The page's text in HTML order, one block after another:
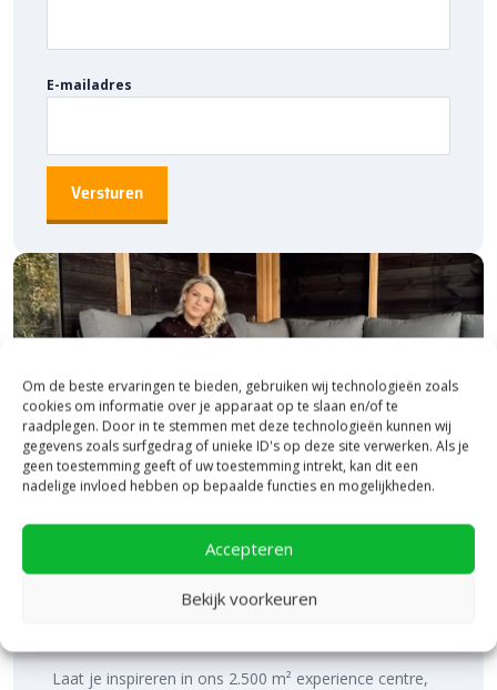
Om de beste ervaringen te bieden, gebruiken wij technologieën zoals
cookies om informatie over je apparaat op te slaan en/of te
raadplegen. Door in te stemmen met deze technologieën kunnen wij
gegevens zoals surfgedrag of unieke ID's op deze site verwerken. Als je
geen toestemming geeft of uw toestemming intrekt, kan dit een
nadelige invloed hebben op bepaalde functies en mogelijkheden.
Accepteren
Bekijk voorkeuren
Deer E3 Full Tile Grid Signalisation Tile
Deer Signalisation Tile Electric Car
Deer Signalisation Tile Electric Bike
Bestel Deer Concrete bij
Bestratingsmarkt.com
Bestratingsmarkt.comben je verzekerd van scherpe tarieven en
snelle levering. Bovendien zijn veel producten direct uit voorraad
leverbaar, zodat je bestrating snel op locatie geleverd wordt.
E-mailadres
Bezoek onze vestiging in Heerde,
Laat je inspireren in ons 2.500 m² experience centre,